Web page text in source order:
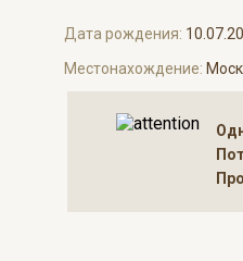
Дата рождения:
Местонахождение: